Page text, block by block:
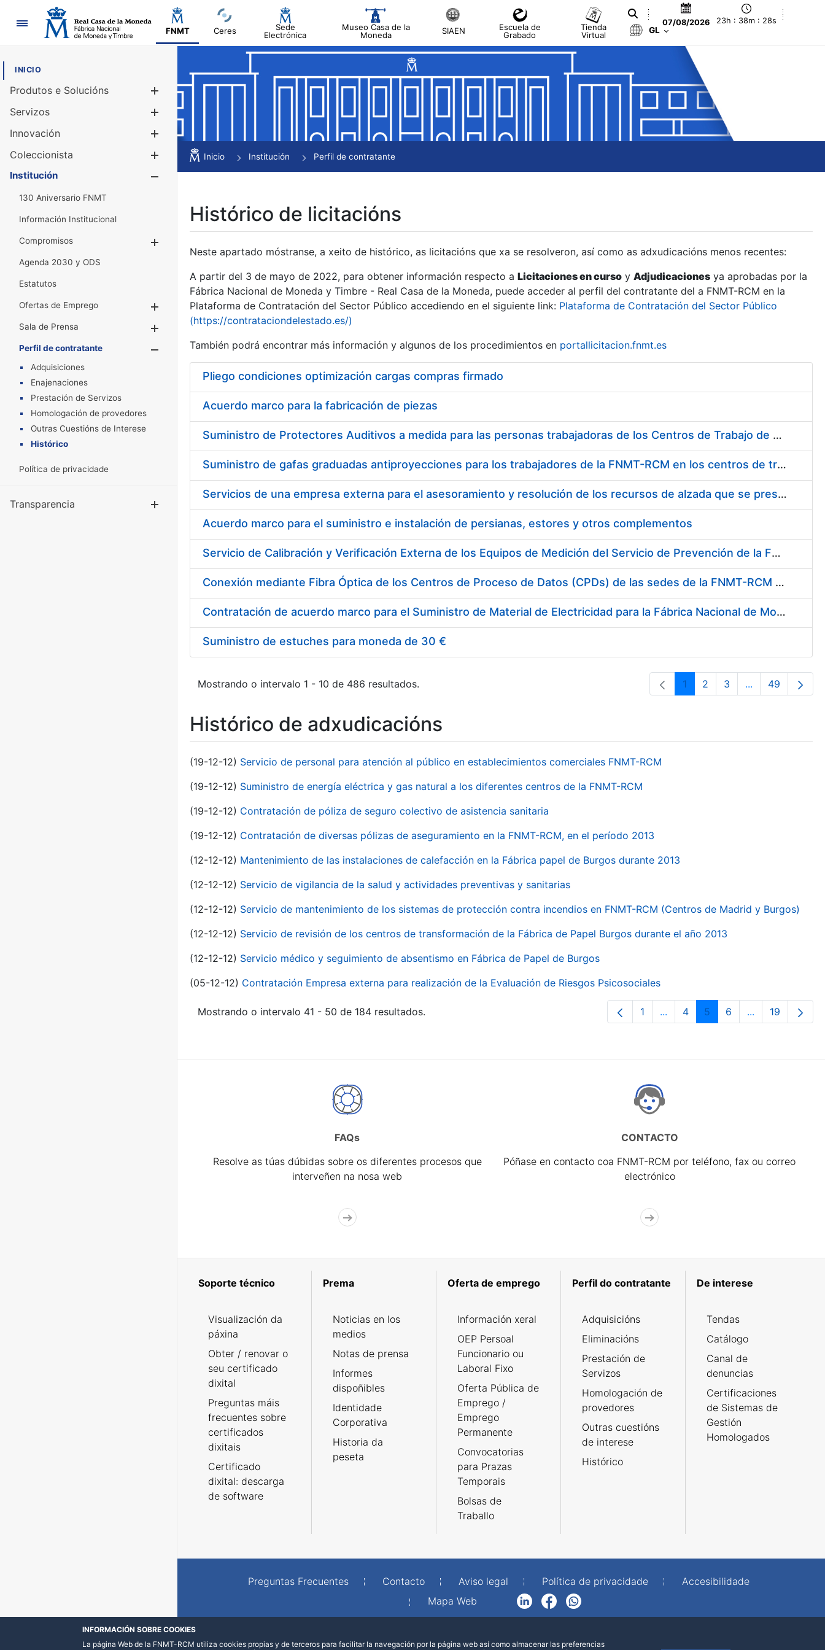
Navegación
FNMT Ceres
Sede
Electrónica
Museo Casa de la
Moneda
SIAEN
Escuela de
Grabado
Tienda
Virtual
07/08/2026 23h : 38m : 29s
GL
INICIO
Produtos e Solucións
Mostrar/Ocultar
Servizos
Innovación
Coleccionista
Mostrar/Ocultar
Institución
130 Aniversario FNMT
Información Institucional
Compromisos
Agenda 2030 y ODS
Estatutos
Ofertas de Emprego
Mostrar/Ocultar
Sala de Prensa
Mostrar/Ocultar
Perfil de contratante
Mostrar/Ocultar
Adquisiciones
Enajenaciones
Prestación de Servizos
Homologación de provedores
Outras Cuestións de Interese
Histórico
Política de privacidade
Transparencia
Inicio Institución Perfil de contratante
Histórico de licitacións
Neste apartado móstranse, a xeito de histórico, as licitacións que xa se resolveron, así como as adxudicacións menos recentes:
A partir del 3 de mayo de 2022, para obtener información respecto a Licitaciones en curso y Adjudicaciones ya aprobadas por la
Fábrica Nacional de Moneda y Timbre - Real Casa de la Moneda, puede acceder al perfil del contratante del a FNMT-RCM en la
Plataforma de Contratación del Sector Público accediendo en el siguiente link: Plataforma de Contratación del Sector Público
(https://contrataciondelestado.es/)
También podrá encontrar más información y algunos de los procedimientos en portallicitacion.fnmt.es
Pliego condiciones optimización cargas compras firmado
Acuerdo marco para la fabricación de piezas
Suministro de Protectores Auditivos a medida para las personas trabajadoras de los Centros de Trabajo de Madrid y Burgos
Suministro de gafas graduadas antiproyecciones para los trabajadores de la FNMT-RCM en los centros de trabajo de Madrid y Burgos
Servicios de una empresa externa para el asesoramiento y resolución de los recursos de alzada que se presentan relacionados con procesos de selección para la FNMT-RCM
Acuerdo marco para el suministro e instalación de persianas, estores y otros complementos
Servicio de Calibración y Verificación Externa de los Equipos de Medición del Servicio de Prevención de la FNMT-RCM
Conexión mediante Fibra Óptica de los Centros de Proceso de Datos (CPDs) de las sedes de la FNMT-RCM de Burgos y Madrid
Contratación de acuerdo marco para el Suministro de Material de Electricidad para la Fábrica Nacional de Moneda y Timbre-Real Casa de la Moneda en su centro de trabajo de Burgos
Suministro de estuches para moneda de 30 €
Mostrando o intervalo 1 - 10 de 486 resultados. Páxina
1 Páxina
2 Páxina
3 ...PáxinasPáxina
49
Histórico de adxudicacións
(19-12-12) Servicio de personal para atención al público en establecimientos comerciales FNMT-RCM
(19-12-12) Suministro de energía eléctrica y gas natural a los diferentes centros de la FNMT-RCM
(19-12-12) Contratación de póliza de seguro colectivo de asistencia sanitaria
(19-12-12) Contratación de diversas pólizas de aseguramiento en la FNMT-RCM, en el período 2013
(12-12-12) Mantenimiento de las instalaciones de calefacción en la Fábrica papel de Burgos durante 2013
(12-12-12) Servicio de vigilancia de la salud y actividades preventivas y sanitarias
(12-12-12) Servicio de mantenimiento de los sistemas de protección contra incendios en FNMT-RCM (Centros de Madrid y Burgos)
(12-12-12) Servicio de revisión de los centros de transformación de la Fábrica de Papel Burgos durante el año 2013
(12-12-12) Servicio médico y seguimiento de absentismo en Fábrica de Papel de Burgos
(05-12-12) Contratación Empresa externa para realización de la Evaluación de Riesgos Psicosociales
Mostrando o intervalo 41 - 50 de 184 resultados. Páxina
1 ...Páxinas intermedias Use pestaña
Páxina
4 Páxina
5 Páxina
6 ...PáxinasPáxina
19
FAQs
Resolve as túas dúbidas sobre os diferentes procesos que
interveñen na nosa web
CONTACTO
Póñase en contacto coa FNMT-RCM por teléfono, fax ou correo
electrónico
Soporte técnico
Visualización da
páxina
Obter / renovar o
seu certificado
dixital
Preguntas máis
frecuentes sobre
certificados
dixitais
Certificado
dixital: descarga
de software
Prema
Noticias en los
medios
Notas de prensa
Informes
dispoñibles
Identidade
Corporativa
Historia da
peseta
Oferta de emprego
Información xeral
OEP Persoal
Funcionario ou
Laboral Fixo
Oferta Pública de
Emprego /
Emprego
Permanente
Convocatorias
para Prazas
Temporais
Bolsas de
Traballo
Perfil do contratante
Adquisicións
Eliminacións
Prestación de
Servizos
Homologación de
provedores
Outras cuestións
de interese
Histórico
De interese
Tendas
Catálogo
Canal de
denuncias
Certificaciones
de Sistemas de
Gestión
Homologados
Preguntas Frecuentes Contacto Aviso legal Política de privacidade
Accesibilidade
Mapa Web
LinkedInFacebookWhatsApp
INFORMACIÓN SOBRE COOKIES
La página Web de la FNMT-RCM utiliza cookies propias y de terceros para facilitar la navegación por la página web así como almacenar las preferencias